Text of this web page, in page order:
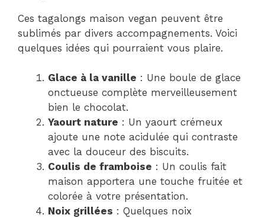
Ces tagalongs maison vegan peuvent être
sublimés par divers accompagnements. Voici
quelques idées qui pourraient vous plaire.
Glace à la vanille : Une boule de glace
onctueuse complète merveilleusement
bien le chocolat.
Yaourt nature : Un yaourt crémeux
ajoute une note acidulée qui contraste
avec la douceur des biscuits.
Coulis de framboise : Un coulis fait
maison apportera une touche fruitée et
colorée à votre présentation.
Noix grillées : Quelques noix